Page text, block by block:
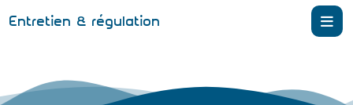
Entretien & régulation